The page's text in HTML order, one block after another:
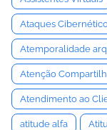
Ataques
Atemporalidade
Atenção
Atendimento ao
atitude alfa